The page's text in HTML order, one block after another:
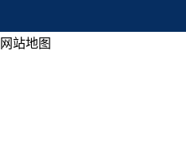
网站地图